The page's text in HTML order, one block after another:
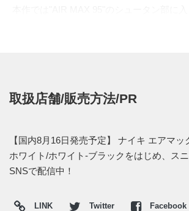
日本国内では2018年8月16日より、ナイキ
【オンライン】
・ atmos tokyo
AM9:00
Kinetics AM9:00
・atmos-pink AM9:00
取扱店舗/販売方法/PR
【国内8月16日発売予定】 ナイキ エアマッ
ホワイト/ホワイト-ブラックをはじめ、ス
SNSで配信中！
LINK Twitter Facebook